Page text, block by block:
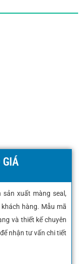
sản xuất màng seal,
hàng. Mẫu mã
và thiết kế chuyên
nhận tư vấn chi tiết